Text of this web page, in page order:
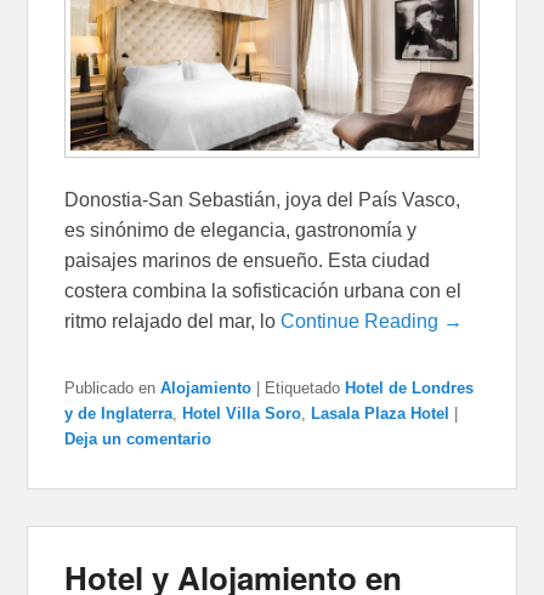
Donostia-San Sebastián, joya del País Vasco,
es sinónimo de elegancia, gastronomía y
paisajes marinos de ensueño. Esta ciudad
costera combina la sofisticación urbana con el
ritmo relajado del mar, loContinue Reading →
Publicado en Alojamiento Etiquetado Hotel de Londres
y de Inglaterra
Hotel Villa Soro Lasala Plaza Hotel
Deja un comentario
Hotel y Alojamiento en